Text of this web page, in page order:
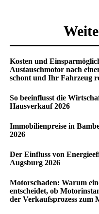
Kosten und
Austauschmotor nach
schont und Ihr Fahrzeug
So beeinflusst die
Hausverkauf 2026
Immobilienpreise in
2026
Der Einfluss von
Augsburg 2026
Motorschaden: Warum
entscheidet, ob
der Verkaufsprozess zum